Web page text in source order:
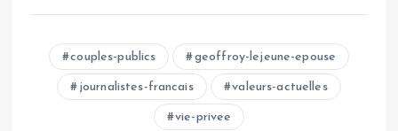
couples-publics geoffroy-lejeune-epouse
journalistes-francais valeurs-actuelles
vie-privee